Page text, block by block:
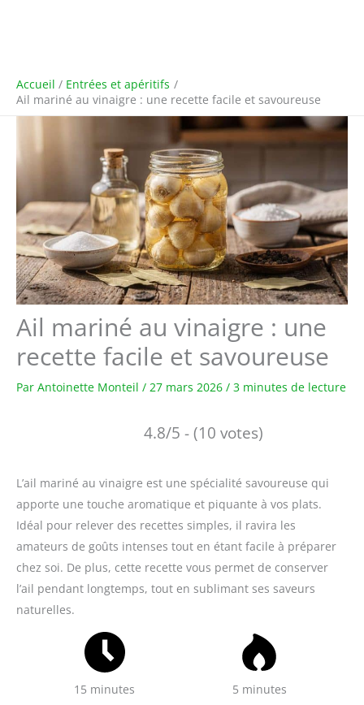
Accueil
Entrées et apéritifs
Ail mariné au vinaigre : une recette facile et savoureuse
Ail mariné au vinaigre : une
recette facile et savoureuse
Par Antoinette Monteil / 27 mars 2026 / 3 minutes de lecture
4.8/5 - (10 votes)
L’ail mariné au vinaigre est une spécialité savoureuse qui
apporte une touche aromatique et piquante à vos plats.
Idéal pour relever des recettes simples, il ravira les
amateurs de goûts intenses tout en étant facile à préparer
chez soi. De plus, cette recette vous permet de conserver
l’ail pendant longtemps, tout en sublimant ses saveurs
naturelles.
15 minutes 5 minutes